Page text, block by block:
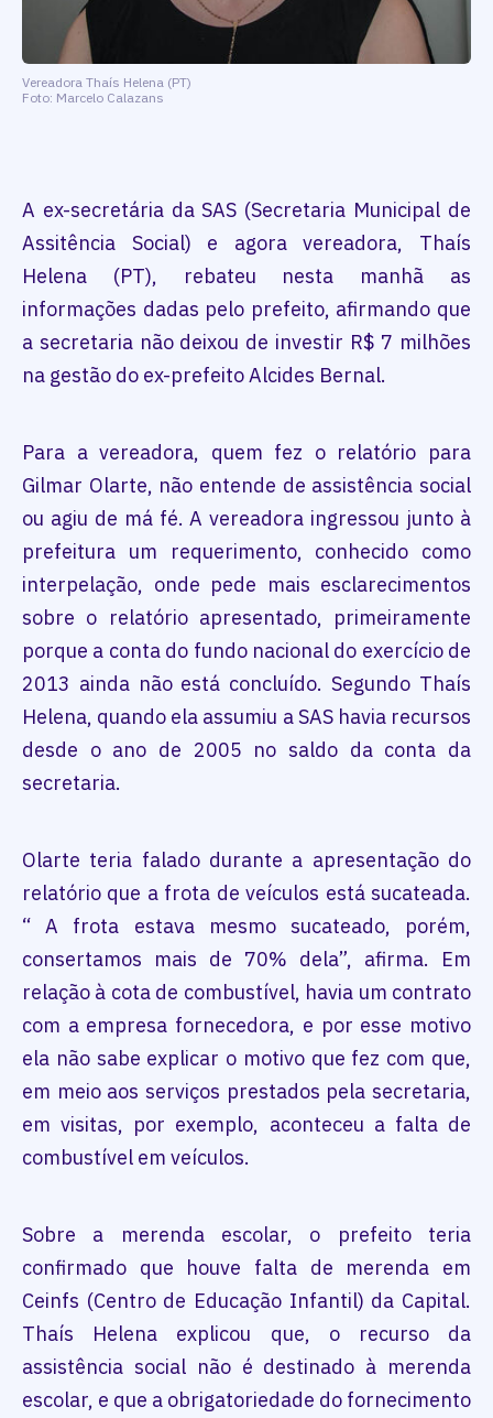
Vereadora Thaís Helena (PT)
Foto: Marcelo Calazans
A ex-secretária da SAS (Secretaria Municipal de
Assitência Social) e agora vereadora, Thaís
Helena (PT), rebateu nesta manhã as
informações dadas pelo prefeito, afirmando que
a secretaria não deixou de investir R$ 7 milhões
na gestão do ex-prefeito Alcides Bernal.
Para a vereadora, quem fez o relatório para
Gilmar Olarte, não entende de assistência social
ou agiu de má fé. A vereadora ingressou junto à
prefeitura um requerimento, conhecido como
interpelação, onde pede mais esclarecimentos
sobre o relatório apresentado, primeiramente
porque a conta do fundo nacional do exercício de
2013 ainda não está concluído. Segundo Thaís
Helena, quando ela assumiu a SAS havia recursos
desde o ano de 2005 no saldo da conta da
secretaria.
Olarte teria falado durante a apresentação do
relatório que a frota de veículos está sucateada.
“ A frota estava mesmo sucateado, porém,
consertamos mais de 70% dela”, afirma. Em
relação à cota de combustível, havia um contrato
com a empresa fornecedora, e por esse motivo
ela não sabe explicar o motivo que fez com que,
em meio aos serviços prestados pela secretaria,
em visitas, por exemplo, aconteceu a falta de
combustível em veículos.
Sobre a merenda escolar, o prefeito teria
confirmado que houve falta de merenda em
Ceinfs (Centro de Educação Infantil) da Capital.
Thaís Helena explicou que, o recurso da
assistência social não é destinado à merenda
escolar, e que a obrigatoriedade do fornecimento